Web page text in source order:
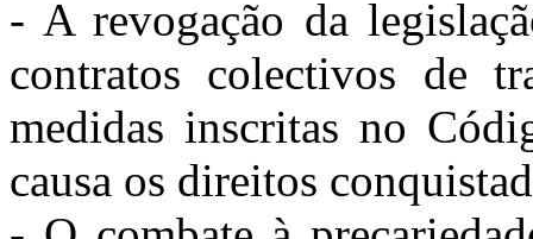
- A revogação da
contratos colectivos de
medidas inscritas no
causa os direitos